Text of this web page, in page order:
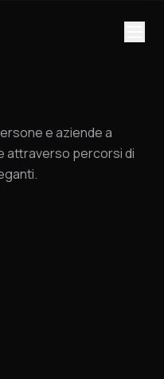
e aziende a
attraverso percorsi di